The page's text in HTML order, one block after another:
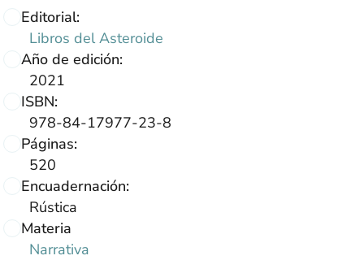
Editorial:
Libros del Asteroide
Año de edición:
2021
ISBN:
978-84-17977-23-8
Páginas:
520
Encuadernación:
Rústica
Materia
Narrativa